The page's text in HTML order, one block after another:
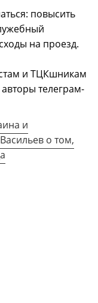
повысить
на проезд.
и ТЦКшникам
телеграм-
и
о том,